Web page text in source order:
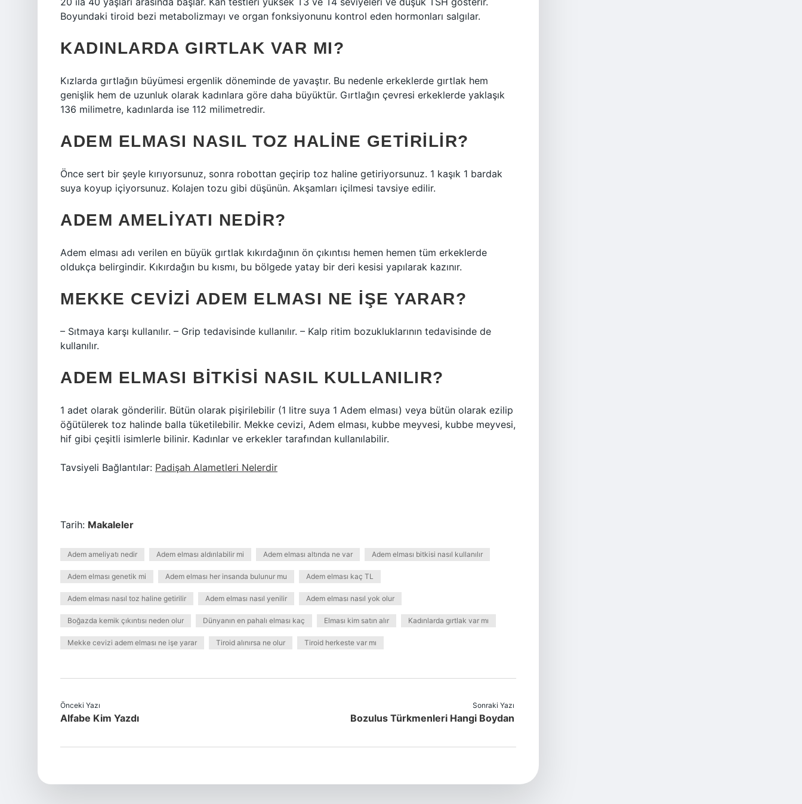
Boyundaki tiroid bezi metabolizmayı ve organ fonksiyonunu kontrol eden hormonları salgılar.
KADINLARDA GIRTLAK VAR MI?
Kızlarda gırtlağın büyümesi ergenlik döneminde de yavaştır. Bu nedenle erkeklerde gırtlak hem
genişlik hem de uzunluk olarak kadınlara göre daha büyüktür. Gırtlağın çevresi erkeklerde yaklaşık
136 milimetre, kadınlarda ise 112 milimetredir.
ADEM ELMASI NASIL TOZ HALINE GETIRILIR?
Önce sert bir şeyle kırıyorsunuz, sonra robottan geçirip toz haline getiriyorsunuz. 1 kaşık 1 bardak
suya koyup içiyorsunuz. Kolajen tozu gibi düşünün. Akşamları içilmesi tavsiye edilir.
ADEM AMELIYATI NEDIR?
Adem elması adı verilen en büyük gırtlak kıkırdağının ön çıkıntısı hemen hemen tüm erkeklerde
oldukça belirgindir. Kıkırdağın bu kısmı, bu bölgede yatay bir deri kesisi yapılarak kazınır.
MEKKE CEVIZI ADEM ELMASI NE IŞE YARAR?
– Sıtmaya karşı kullanılır. – Grip tedavisinde kullanılır. – Kalp ritim bozukluklarının tedavisinde de
kullanılır.
ADEM ELMASI BITKISI NASIL KULLANILIR?
1 adet olarak gönderilir. Bütün olarak pişirilebilir (1 litre suya 1 Adem elması) veya bütün olarak ezilip
öğütülerek toz halinde balla tüketilebilir. Mekke cevizi, Adem elması, kubbe meyvesi, kubbe meyvesi,
hif gibi çeşitli isimlerle bilinir. Kadınlar ve erkekler tarafından kullanılabilir.
Tavsiyeli Bağlantılar: Padişah Alametleri Nelerdir
Tarih: Makaleler
Adem ameliyatı nedir Adem elması aldırılabilir mi Adem elması altında ne var Adem elması bitkisi nasıl kullanılır
Adem elması genetik mi Adem elması her insanda bulunur mu Adem elması kaç TL
Adem elması nasıl toz haline getirilir Adem elması nasıl yenilir Adem elması nasıl yok olur
Boğazda kemik çıkıntısı neden olur Dünyanın en pahalı elması kaç Elması kim satın alır Kadınlarda gırtlak var mı
Mekke cevizi adem elması ne işe yarar Tiroid alınırsa ne olur Tiroid herkeste var mı
Önceki Yazı
Alfabe Kim Yazdı
Sonraki Yazı
Bozulus Türkmenleri Hangi Boydan